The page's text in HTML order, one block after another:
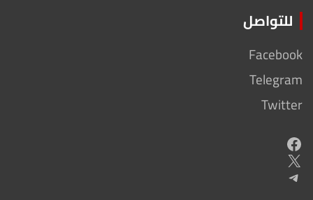
للتواصل
Facebook
Telegram
Twitter
Facebook
X
Telegram